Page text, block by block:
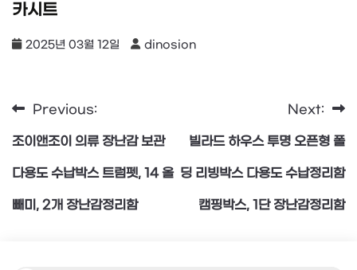
카시트
2025년 03월 12일 dinosion
글
탐
색
Previous:
조이앤조이 의류 장난감 보관
다용도 수납박스 트럼펫, 14 올
빼미, 2개 장난감정리함
Next:
빌라드 하우스 투명 오픈형 폴
딩 리빙박스 다용도 수납정리함
캠핑박스, 1단 장난감정리함